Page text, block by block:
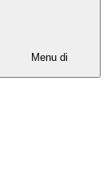
Menu di